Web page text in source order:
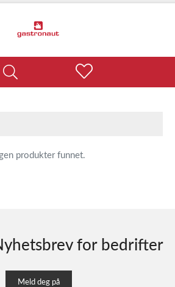
produkter funnet.
for bedrifter
Meld deg på